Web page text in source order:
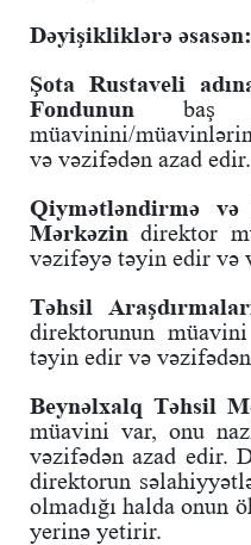
Dəyişikliklərə əsasən:
Şota Rustaveli
Fondunun baş
müavinini/
və vəzifədən azad edir.
Qiymətləndirmə
Mərkəzin direktor
vəzifəyə təyin edir və
Təhsil
direktorunun
təyin edir və
Beynəlxalq Təhsil
müavini var, onu
vəzifədən azad edir.
direktorun
olmadığı halda onun
yerinə yetirir.